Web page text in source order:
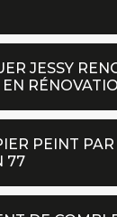
JESSY
PEINT
77